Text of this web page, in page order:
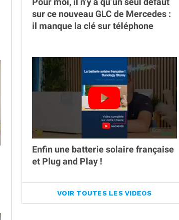
sur ce nouveau GLC de Mercedes :
il manque la clé sur téléphone
Enfin une batterie solaire française
et Plug and Play !
VOIR TOUTES LES VIDEOS